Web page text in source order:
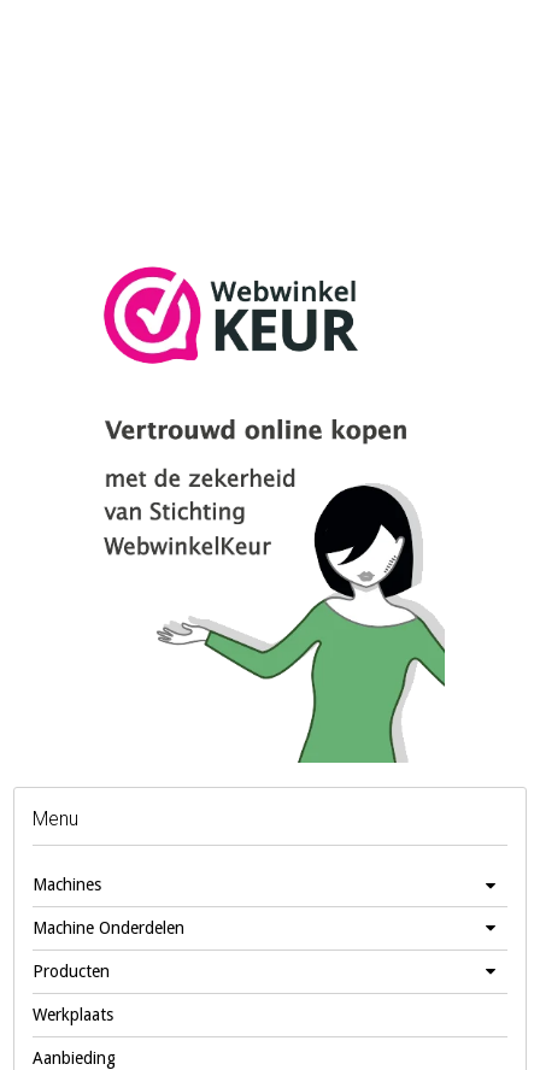
Menu
Machines
Machine Onderdelen
Producten
Werkplaats
Aanbieding